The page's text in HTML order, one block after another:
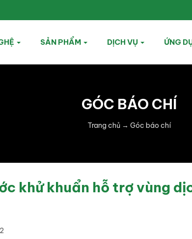
SẢN PHẨM DỊCH VỤ ỨNG
GÓC BÁO CHÍ
Trang chủ → Góc báo chí
khử khuẩn hỗ trợ vùng